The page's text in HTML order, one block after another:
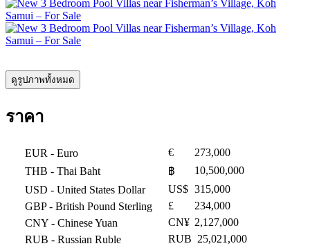
ดูรูปภาพทั้งหมด
ราคา
EUR - Euro €
273,000
THB - Thai Baht ฿
10,500,000
USD - United States Dollar US$ 315,000
GBP- British Pound Sterling £
234,000
CNY - Chinese Yuan CN¥ 2,127,000
RUB - Russian Ruble RUB 25,021,000